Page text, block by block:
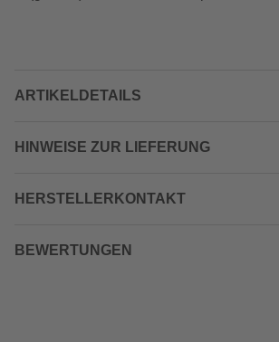
ARTIKELDETAILS
HINWEISE ZUR LIEFERUNG
HERSTELLERKONTAKT
BEWERTUNGEN